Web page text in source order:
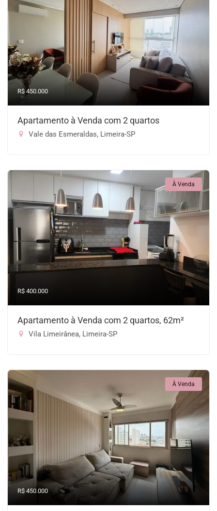
R$ 450.000
Apartamento à Venda com 2 quartos
Vale das Esmeraldas, Limeira-SP
À Venda
R$ 400.000
Apartamento à Venda com 2 quartos, 62m²
Vila Limeirânea, Limeira-SP
À Venda
R$ 450.000